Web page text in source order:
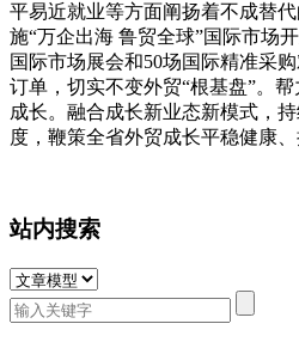
平易近就业等方面阐扬着不成替
施“万企出海 鲁贸全球”国际市场
国际市场展会和50场国际精准采
订单，切实不变外贸“根基盘”。
成长。融合成长新业态新模式，
度，鞭策全省外贸成长平稳健康、
站内搜索